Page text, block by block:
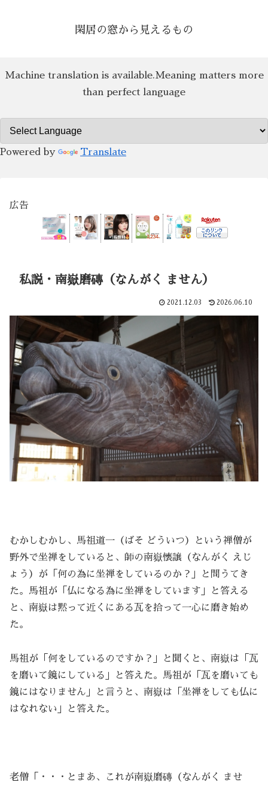
閑居の窓から見えるもの
Machine translation is available.Meaning matters more
than perfect language
Powered by Translate
広告
私説・南嶽磨磚（なんがく ません）
2021.12.03 2026.06.10
むかしむかし、馬祖道一（ばそ どういつ）という禅僧が
野外で坐禅をしていると、師の南嶽懐譲（なんがく えじ
ょう）が「何の為に坐禅をしているのか？」と問うてき
た。馬祖が「仏になる為に坐禅をしています」と答える
と、南嶽は黙って近くにある瓦を拾って一心に磨き始め
た。
馬祖が「何をしているのですか？」と聞くと、南嶽は「瓦
を磨いて鏡にしている」と答えた。馬祖が「瓦を磨いても
鏡にはなりません」と言うと、南嶽は「坐禅をしても仏に
はなれない」と答えた。
老僧「・・・とまあ、これが南嶽磨磚（なんがく ませ